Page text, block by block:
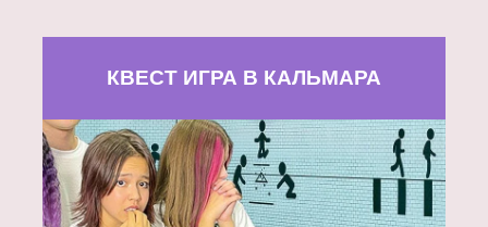
КВЕСТ ИГРА В КАЛЬМАРА